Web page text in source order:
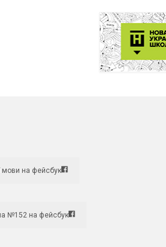
мови на фейсбук
№152 на фейсбук